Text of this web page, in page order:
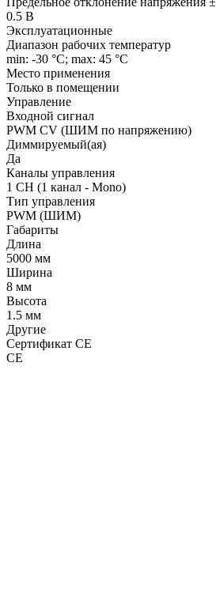
0.5 В
Эксплуатационные
Диапазон рабочих температур
min: -30 °C; max: 45 °C
Место применения
Только в помещении
Управление
Входной сигнал
PWM СV (ШИМ по напряжению)
Диммируемый(ая)
Да
Каналы управления
1 CH (1 канал - Mono)
Тип управления
PWM (ШИМ)
Габариты
Длина
5000 мм
Ширина
8 мм
Высота
1.5 мм
Другие
Сертификат CE
CE